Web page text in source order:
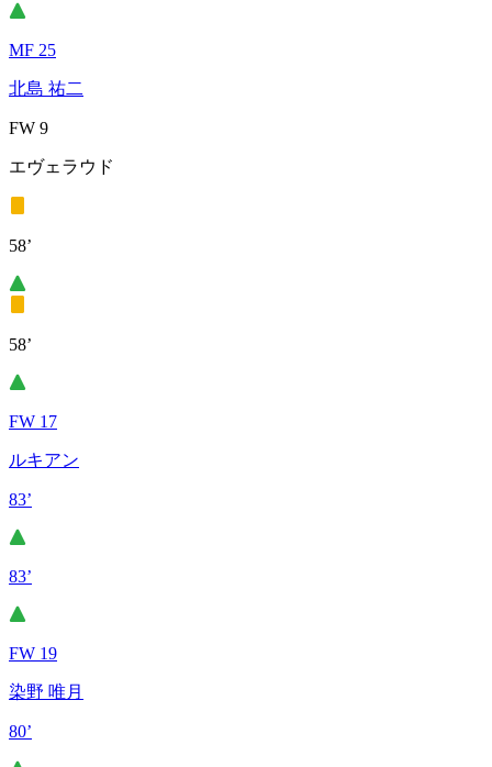
MF 25
北島 祐二
FW 9
エヴェラウド
58’
58’
FW 17
ルキアン
83’
83’
FW 19
染野 唯月
80’